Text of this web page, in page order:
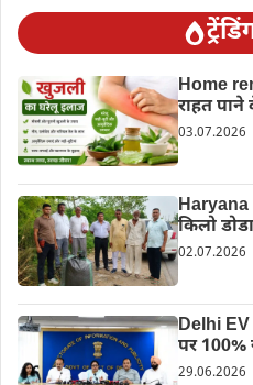
Home
राहत
03.07.2026
Haryana
किलो
02.07.2026
Delhi EV
पर 100%
29.06.2026